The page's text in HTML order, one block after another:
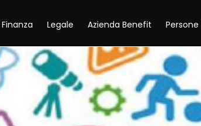
Finanza Legale Azienda Benefit Persone